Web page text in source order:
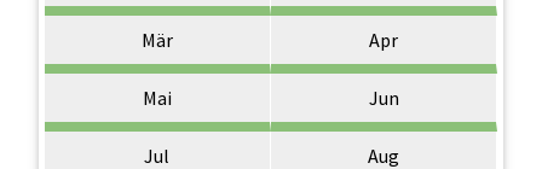
Mär Apr
Mai Jun
Jul Aug